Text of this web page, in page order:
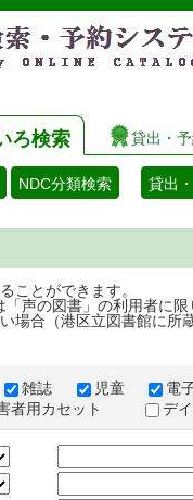
ろ検索 貸出・
NDC分類検索 貸出
ことができます。
声の図書」の利用者に限
場合（港区立図書館に所
雑誌 児童
電
者用カセット
デ